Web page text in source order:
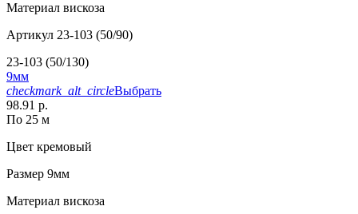
Материал вискоза
Артикул 23-103 (50/90)
23-103 (50/130)
9мм
checkmark_alt_circleВыбрать
98.91 р.
По 25 м
Цвет кремовый
Размер 9мм
Материал вискоза